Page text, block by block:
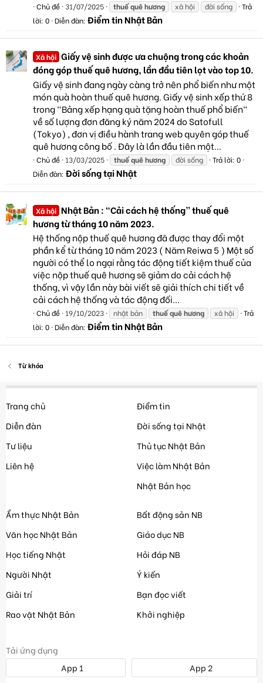
Chủ đề 31/07/2025 thuếquêhương xã hội đời sống
Trả
lời: 0 Diễn đàn: Điểm tin Nhật Bản
Xã hội Giấy vệ sinh được ưa chuộng trong các khoản
đóng góp thuế quê hương, lần đầu tiên lọt vào top 10.
Giấy vệ sinh đang ngày càng trở nên phổ biến như một
món quà hoàn thuế quê hương. Giấy vệ sinh xếp thứ 8
trong "Bảng xếp hạng quà tặng hoàn thuế phổ biến"
về số lượng đơn đăng ký năm 2024 do Satofull
(Tokyo) , đơn vị điều hành trang web quyên góp thuế
quê hương công bố . Đây là lần đầu tiên một...
Chủ đề 13/03/2025 thuếquêhương đời sống
Trả lời: 0
Diễn đàn: Đời sống tại Nhật
Xã hội Nhật Bản : “Cải cách hệ thống” thuế quê
hương từ tháng 10 năm 2023.
Hệ thống nộp thuế quê hương đã được thay đổi một
phần kể từ tháng 10 năm 2023 ( Năm Reiwa 5 ) Một số
người có thể lo ngại rằng tác động tiết kiệm thuế của
việc nộp thuế quê hương sẽ giảm do cải cách hệ
thống, vì vậy lần này bài viết sẽ giải thích chi tiết về
cải cách hệ thống và tác động đối...
Chủ đề 19/10/2023 nhật bản thuếquêhương xã hội
Trả
lời: 0 Diễn đàn: Điểm tin Nhật Bản
Từ khóa
Trang chủ
Diễn đàn
Tư liệu
Liên hệ
Điểm tin
Đời sống tại Nhật
Thủ tục Nhật Bản
Việc làm Nhật Bản
Nhật Bản học
Ẩm thực Nhật Bản
Văn học Nhật Bản
Học tiếng Nhật
Người Nhật
Giải trí
Rao vặt Nhật Bản
Bất động sản NB
Giáo dục NB
Hỏi đáp NB
Ý kiến
Bạn đọc viết
Khởi nghiệp
Tải ứng dụng
App 1
App 2